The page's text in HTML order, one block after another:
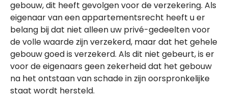
gebouw, dit heeft gevolgen voor de verzekering. Als
eigenaar van een appartementsrecht heeft u er
belang bij dat niet alleen uw privé-gedeelten voor
de volle waarde zijn verzekerd, maar dat het gehele
gebouw goed is verzekerd. Als dit niet gebeurt, is er
voor de eigenaars geen zekerheid dat het gebouw
na het ontstaan van schade in zijn oorspronkelijke
staat wordt hersteld.